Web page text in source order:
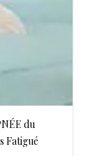
du
Fatigué